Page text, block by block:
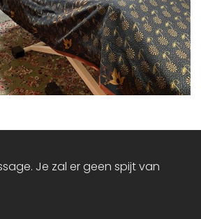
Je zal er geen spijt van